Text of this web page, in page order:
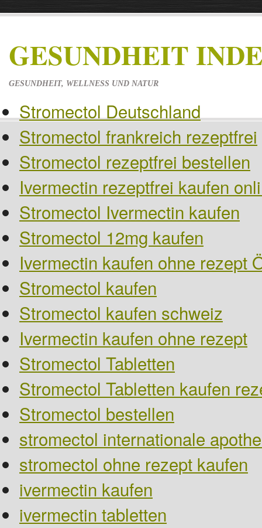
GESUNDHEIT
GESUNDHEIT, WELLNESS UND NATUR
Stromectol Deutschland
Stromectol frankreich rezeptfrei
Stromectol rezeptfrei bestellen
Ivermectin rezeptfrei kaufen
Stromectol Ivermectin kaufen
Stromectol 12mg kaufen
Ivermectin kaufen ohne rezept
Stromectol kaufen
Stromectol kaufen schweiz
Ivermectin kaufen ohne rezept
Stromectol Tabletten
Stromectol Tabletten kaufen
Stromectol bestellen
stromectol internationale
stromectol ohne rezept kaufen
ivermectin kaufen
ivermectin tabletten